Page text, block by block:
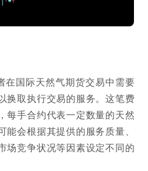
在国际天然气期货交易中需要
换取执行交易的服务。这笔费
每手合约代表一定数量的天然
会根据其提供的服务质量、
场竞争状况等因素设定不同的